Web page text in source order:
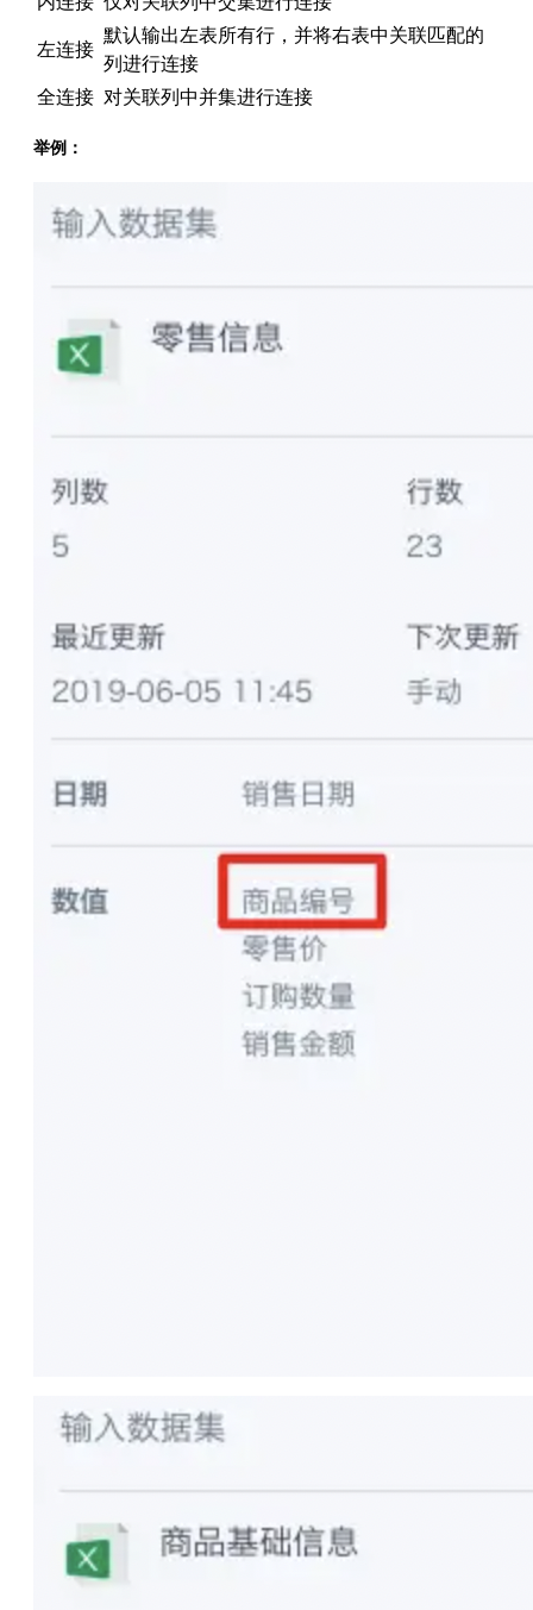
左连接
默认输出左表所有行，并将右表中关联匹配的
列进行连接
全连接 对关联列中并集进行连接
举例：